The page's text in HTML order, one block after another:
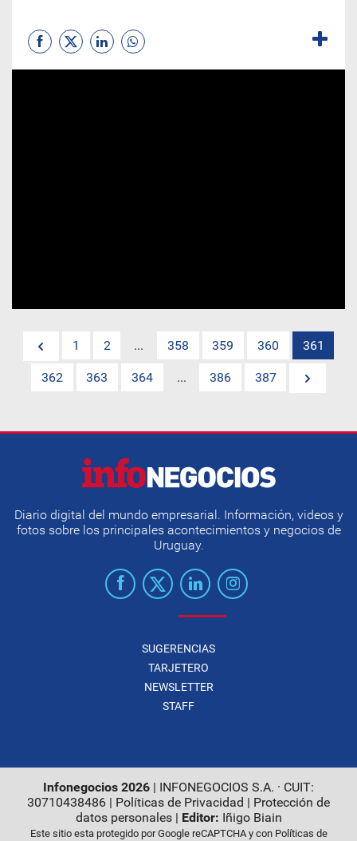
1 2 ... 358 359 360 361
362 363 364 ... 386 387
Diario digital del mundo empresarial. Información, videos y
fotos sobre los principales acontecimientos y negocios de
Uruguay.
SUGERENCIAS
TARJETERO
NEWSLETTER
STAFF
Infonegocios 2026 | INFONEGOCIOS S.A. · CUIT:
30710438486 | Políticas de Privacidad | Protección de
datos personales| Editor: Iñigo Biain
Este sitio esta protegido por Google reCAPTCHA y con Políticas de